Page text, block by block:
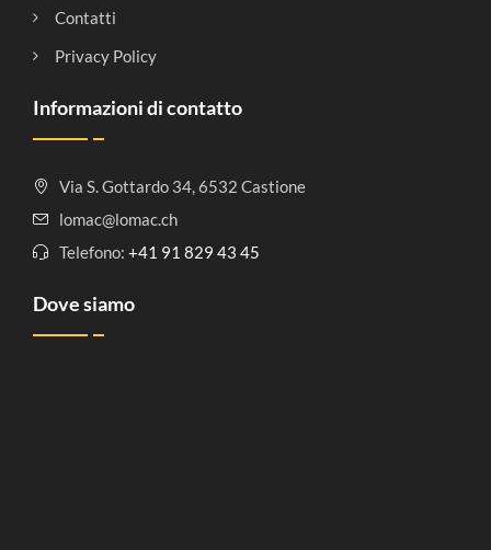
Contatti
Privacy Policy
Informazioni di contatto
Via S. Gottardo 34, 6532 Castione
lomac@lomac.ch
Telefono: +41 91 829 43 45
Dove siamo